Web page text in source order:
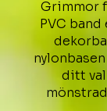
Grimmor
PVC
ditt val